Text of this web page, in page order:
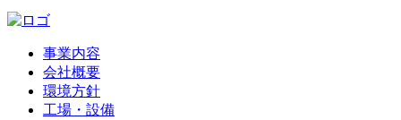
事業内容
会社概要
環境方針
工場・設備